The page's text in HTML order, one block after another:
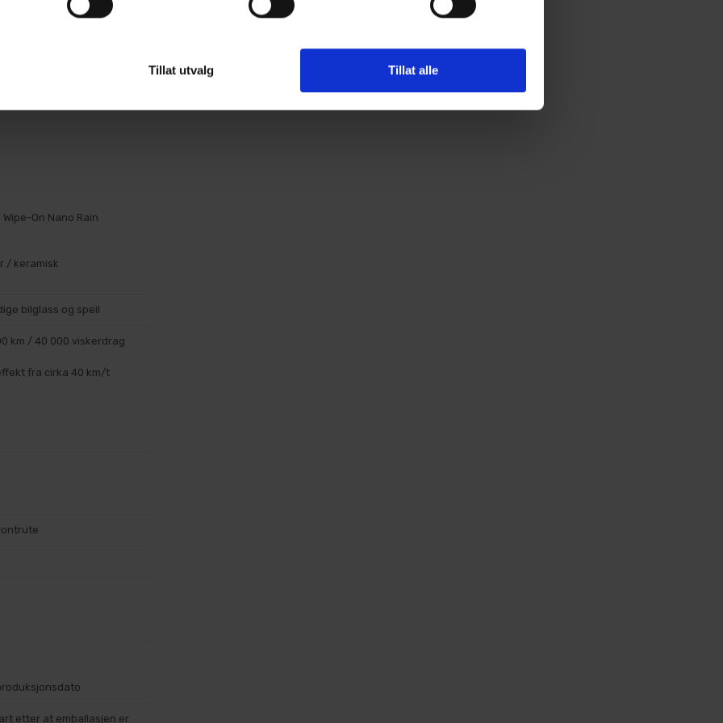
Tillat utvalg Tillat alle
fra pakken.
bevegelser. Sørg
partier.
holdes unna vann,
Oppgitt herdetid er
On Nano Rain
/ keramisk
bilglass og speil
km / 40 000 viskerdrag
fra cirka 40 km/t
etter at emballasjen er